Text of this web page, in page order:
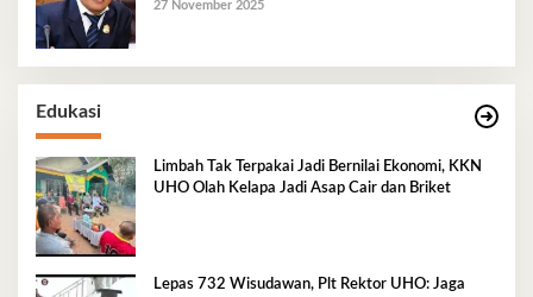
27 November 2025
Edukasi
Limbah Tak Terpakai Jadi Bernilai Ekonomi, KKN
UHO Olah Kelapa Jadi Asap Cair dan Briket
Lepas 732 Wisudawan, Plt Rektor UHO: Jaga